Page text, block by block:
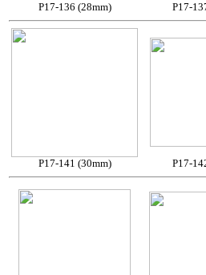
P17-136 (28mm) P17-
P17-141 (30mm) P17-